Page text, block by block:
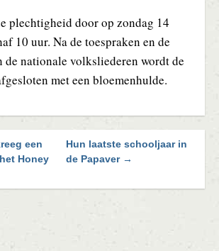
plechtigheid door op zondag 14
10 uur. Na de toespraken en de
nationale volksliederen wordt de
met een bloemenhulde.
een
Honey
Hun laatste schooljaar in
de Papaver →